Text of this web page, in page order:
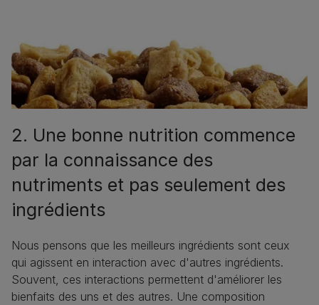
2. Une bonne nutrition commence
par la connaissance des
nutriments et pas seulement des
ingrédients
Nous pensons que les meilleurs ingrédients sont ceux
qui agissent en interaction avec d'autres ingrédients.
Souvent, ces interactions permettent d'améliorer les
bienfaits des uns et des autres. Une composition